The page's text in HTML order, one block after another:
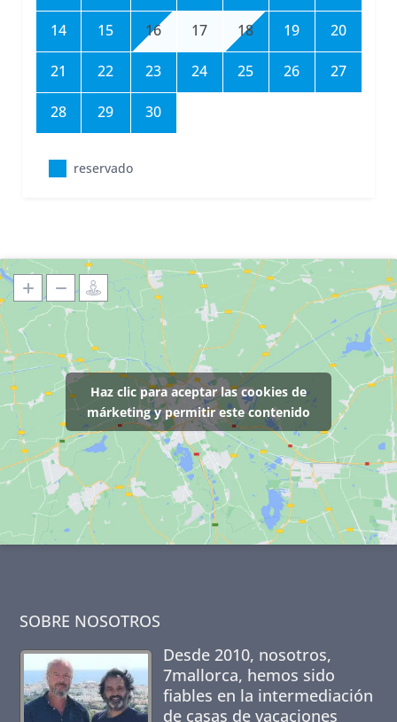
14 15 16 17 18 19 20
21 22 23 24 25 26 27
28 29 30
reservado
Haz clic para aceptar las cookies de
márketing y permitir este contenido
SOBRE NOSOTROS
Desde 2010, nosotros,
7mallorca, hemos sido
fiables en la intermediación
de casas de vacaciones